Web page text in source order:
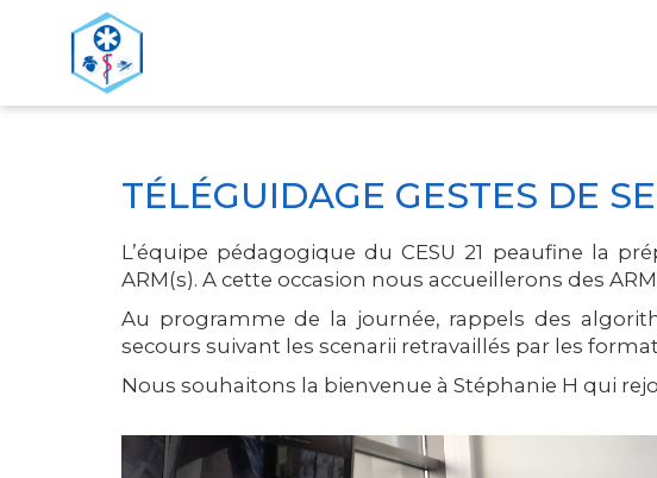
ACCUEIL
TÉLÉGUIDAGE GESTES DE
L’équipe pédagogique du CESU 21 peaufine la
ARM(s). A cette occasion nous accueillerons des
Au programme de la journée, rappels des
secours suivant les scenarii retravaillés par les
Nous souhaitons la bienvenue à Stéphanie H qui